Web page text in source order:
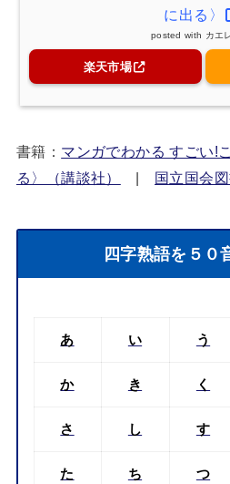
に出る〉
posted with カエ
楽天市場
書籍： マンガでわかる すごい!
る〉（講談社）
| 国立国会
四字熟語を５０
あ い う
か き く
さ し す
た ち つ